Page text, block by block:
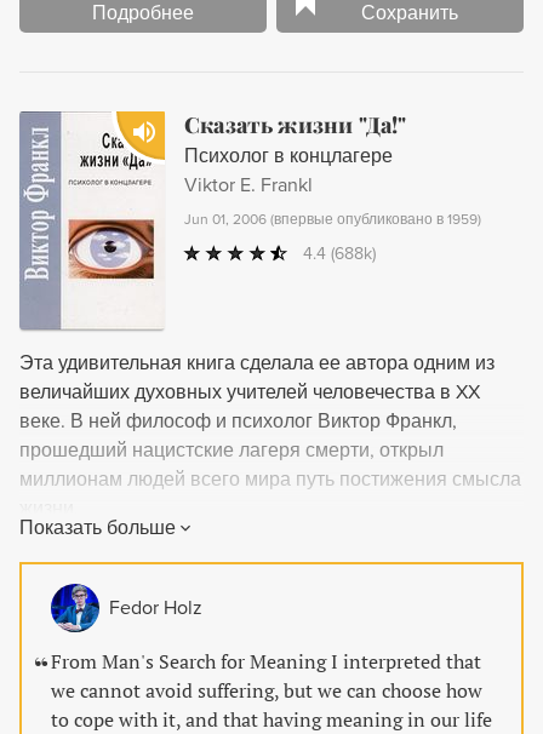
Подробнее Сохранить
Сказать жизни "Да!"
Психолог в концлагере
Viktor E. Frankl
Jun 01, 2006 (впервые опубликовано в 1959)
4.4 (688k)
Эта удивительная книга сделала ее автора одним из
величайших духовных учителей человечества в XX
веке. В ней философ и психолог Виктор Франкл,
прошедший нацистские лагеря смерти, открыл
миллионам людей всего мира путь постижения смысла
Показать больше
Fedor Holz
From Man's Search for Meaning I interpreted that
we cannot avoid suffering, but we can choose how
to cope with it, and that having meaning in our life